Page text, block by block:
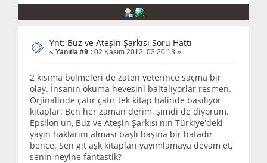
Ynt: Buz ve Ateşin Şarkısı Soru Hattı
« Yanıtla #9 : 02 Kasım 2012, 03:20:13 »
2 kısıma bölmeleri de zaten yeterince saçma bir
olay. İnsanın okuma hevesini baltalıyorlar resmen.
Orjinalinde çatır çatır tek kitap halinde basılıyor
kitaplar. Ben her zaman derim, şimdi de diyorum.
Epsilon'un, Buz ve Ateşin Şarkısı'nın Türkiye'deki
yayın haklarını alması başlı başına bir hatadır
bence. Sen git aşk kitapları yayımlamaya devam et,
senin neyine fantastik?